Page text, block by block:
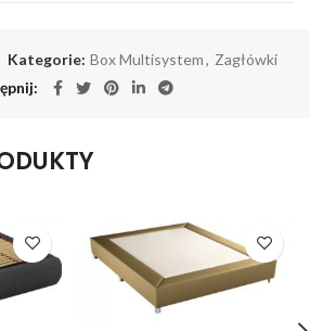
Kategorie: Box Multisystem, Zagłówki